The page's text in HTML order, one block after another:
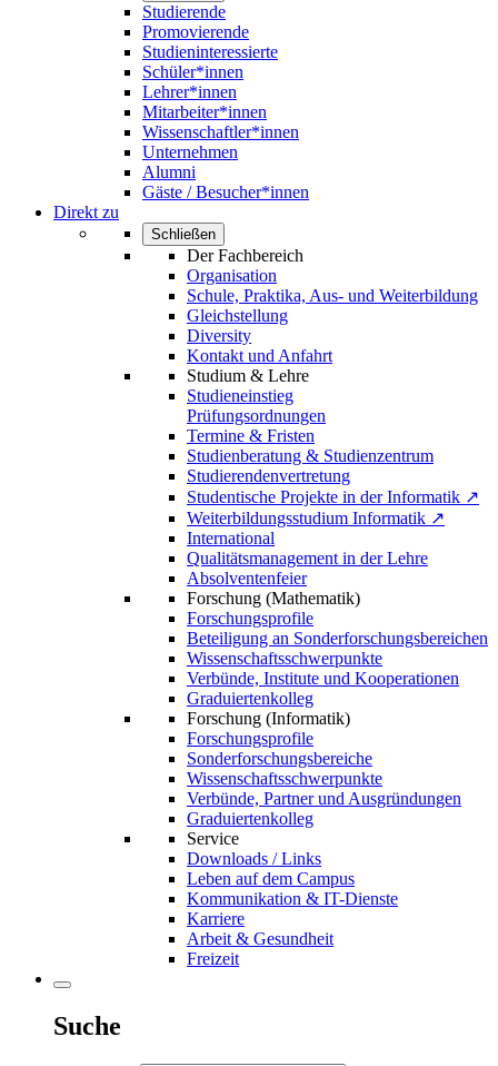
Studierende
Promovierende
Studieninteressierte
Schüler*innen
Lehrer*innen
Mitarbeiter*innen
Wissenschaftler*innen
Unternehmen
Alumni
Gäste / Besucher*innen
Direkt zu
Schließen
Der Fachbereich
Organisation
Schule, Praktika, Aus- und Weiterbildung
Gleichstellung
Diversity
Kontakt und Anfahrt
Studium & Lehre
Studieneinstieg
Prüfungsordnungen
Termine & Fristen
Studienberatung & Studienzentrum
Studierendenvertretung
Studentische Projekte in der Informatik ↗
Weiterbildungsstudium Informatik ↗
International
Qualitätsmanagement in der Lehre
Absolventenfeier
Forschung (Mathematik)
Forschungsprofile
Beteiligung an Sonderforschungsbereichen
Wissenschaftsschwerpunkte
Verbünde, Institute und Kooperationen
Graduiertenkolleg
Forschung (Informatik)
Forschungsprofile
Sonderforschungsbereiche
Wissenschaftsschwerpunkte
Verbünde, Partner und Ausgründungen
Graduiertenkolleg
Service
Downloads / Links
Leben auf dem Campus
Kommunikation & IT-Dienste
Karriere
Arbeit & Gesundheit
Freizeit
Suche